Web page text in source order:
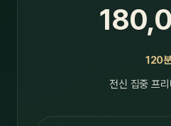
120
전신 집중 프